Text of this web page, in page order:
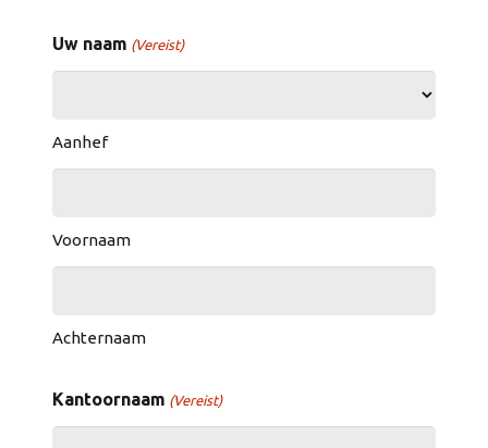
Uw naam (Vereist)
Aanhef
Voornaam
Achternaam
Kantoornaam (Vereist)